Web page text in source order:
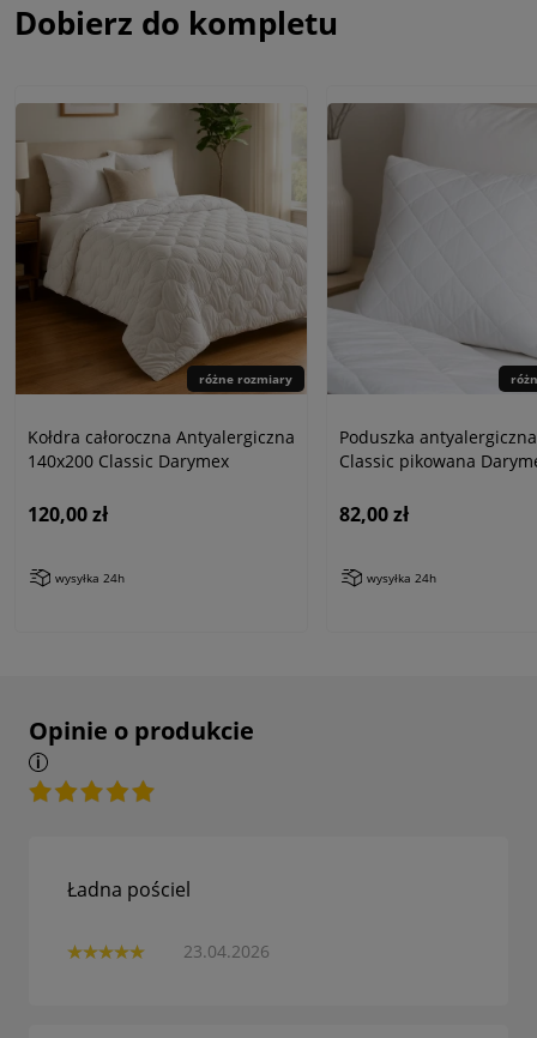
Dobierz do kompletu
różne rozmiary
Kołdra całoroczna Antyalergiczna
140x200 Classic Darymex
120,00 zł
wysyłka 24h
Poduszka
Classic pikowana
82,00 zł
wysyłka 24h
Opinie o produkcie
23.04.2026
Ładna pościel